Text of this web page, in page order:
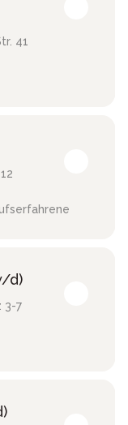
41
d)
3-7